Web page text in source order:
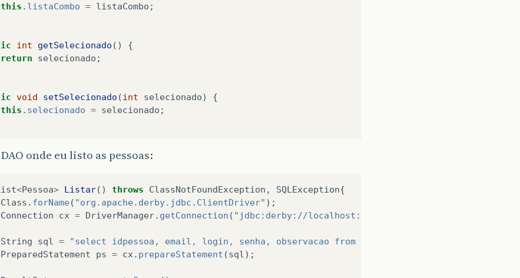
this . listaCombo = listaCombo ;
int getSelecionado ()
{
return
selecionado ;
void setSelecionado (int selecionado)
{
this . selecionado = selecionado ;
onde eu listo as pessoas:
<Pessoa> Listar() throws ClassNotFoundException , SQLException{
Class . forName( "org.apache.derby.jdbc.ClientDriver" );
Connection
cx = DriverManager. getConnection ( "jdbc:derby://localhost:1527/jsfexample"
String sql = "select idpessoa, email, login, senha, observacao from app.pessoa"
PreparedStatement
ps = cx . prepareStatement (sql );